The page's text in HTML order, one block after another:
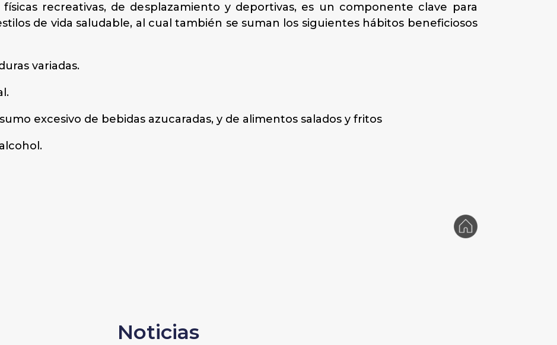
recreativas, de desplazamiento y deportivas, es un componente clave para
de vida saludable, al cual también se suman los siguientes hábitos beneficiosos
variadas.
excesivo de bebidas azucaradas, y de alimentos salados y fritos
Noticias